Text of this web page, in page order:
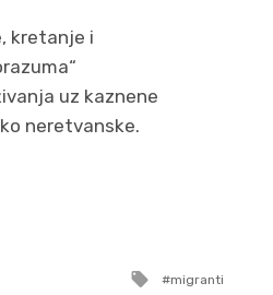
kretanje i
uz kaznene
neretvanske.
Tagged
migranti